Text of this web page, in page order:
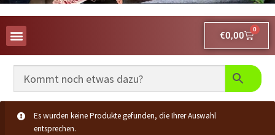
€0,00
0
Es wurden keine Produkte gefunden, die Ihrer Auswahl
entsprechen.